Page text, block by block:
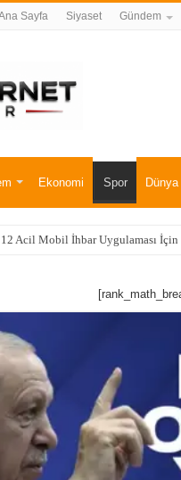
Sayfa Siyaset Gündem
Ekonomi Spor Dünya
Acil Mobil İhbar Uygulaması İçin